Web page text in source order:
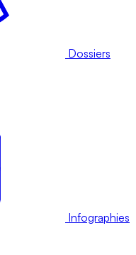
Dossiers
Infographies